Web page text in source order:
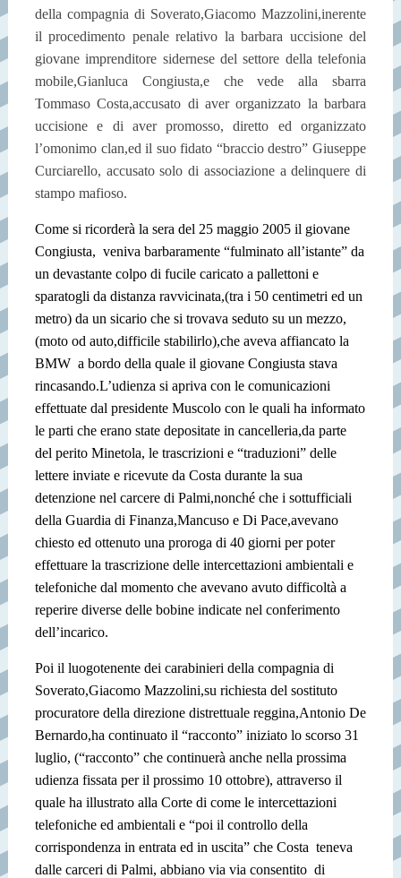
della compagnia di Soverato,Giacomo Mazzolini,inerente
il procedimento penale relativo la barbara uccisione del
giovane imprenditore sidernese del settore della telefonia
mobile,Gianluca Congiusta,e che vede alla sbarra
Tommaso Costa,accusato di aver organizzato la barbara
uccisione e di aver promosso, diretto ed organizzato
l’omonimo clan,ed il suo fidato “braccio destro” Giuseppe
Curciarello, accusato solo di associazione a delinquere di
stampo mafioso.
Come si ricorderà la sera del 25 maggio 2005 il giovane
Congiusta, veniva barbaramente “fulminato all’istante” da
un devastante colpo di fucile caricato a pallettoni e
sparatogli da distanza ravvicinata,(tra i 50 centimetri ed un
metro) da un sicario che si trovava seduto su un mezzo,
(moto od auto,difficile stabilirlo),che aveva affiancato la
BMW a bordo della quale il giovane Congiusta stava
rincasando.L’udienza si apriva con le comunicazioni
effettuate dal presidente Muscolo con le quali ha informato
le parti che erano state depositate in cancelleria,da parte
del perito Minetola, le trascrizioni e “traduzioni” delle
lettere inviate e ricevute da Costa durante la sua
detenzione nel carcere di Palmi,nonché che i sottufficiali
della Guardia di Finanza,Mancuso e Di Pace,avevano
chiesto ed ottenuto una proroga di 40 giorni per poter
effettuare la trascrizione delle intercettazioni ambientali e
telefoniche dal momento che avevano avuto difficoltà a
reperire diverse delle bobine indicate nel conferimento
dell’incarico.
Poi il luogotenente dei carabinieri della compagnia di
Soverato,Giacomo Mazzolini,su richiesta del sostituto
procuratore della direzione distrettuale reggina,Antonio De
Bernardo,ha continuato il “racconto” iniziato lo scorso 31
luglio, (“racconto” che continuerà anche nella prossima
udienza fissata per il prossimo 10 ottobre), attraverso il
quale ha illustrato alla Corte di come le intercettazioni
telefoniche ed ambientali e “poi il controllo della
corrispondenza in entrata ed in uscita” che Costa teneva
dalle carceri di Palmi, abbiano via via consentito di